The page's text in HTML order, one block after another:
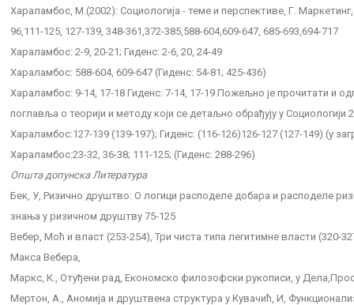
Хараламбос, М.(2002): Социологија - теме и перспективе, Г.
96,111-125, 127-139, 348-361,372-385,588-604,609-647, 685-693,694-717
Хараламбос: 2-9, 20-21; Гиденс: 2-6, 20, 24-49
Хараламбос: 588-604, 609-647 (Гиденс: 54-81; 425-436)
Хараламбос: 9-14, 17-18 Гиденс: 7-14, 17-19.Пожељно је прочитати и
поглавља о теорији и методу који се детаљно обрађују у Социологији 2
Хараламбос:127-139 (139-197); Гиденс: (116-126)126-127 (127-149) (у
Хараламбос:23-32, 36-38; 111-125; (Гиденс: 288-296)
Општа допунска Литература
Бек, У, Ризично друштво: О логици расподеле добара и расподеле
знања у ризичном друштву 75-125
Вебер, Моћ и власт (253-254), Три чиста типа легитимне власти (320-
Макса Вебера,
Маркс, К., Отуђени рад, Економско филозофски рукописи, у
Мертон, А., Аномија и друштвена структура у Кувачић, И,